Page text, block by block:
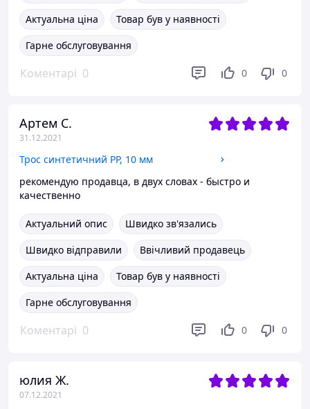
Актуальна ціна
Товар був у наявності
Гарне обслуговування
Коментарі 0 0 0
Артем С.
31.12.2021
Трос синтетичний PP, 10 мм
рекомендую продавца, в двух словах - быстро и
качественно
Актуальний опис
Швидко зв'язались
Швидко відправили
Ввічливий продавець
Актуальна ціна
Товар був у наявності
Гарне обслуговування
Коментарі 0 0 0
юлия Ж.
07.12.2021